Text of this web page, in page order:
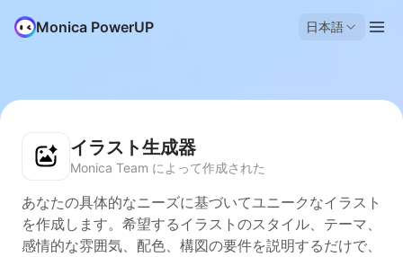
Monica PowerUP 日本語
イラスト生成器
Monica Team によって作成された
あなたの具体的なニーズに基づいてユニークなイラスト
を作成します。希望するイラストのスタイル、テーマ、
感情的な雰囲気、配色、構図の要件を説明するだけで、